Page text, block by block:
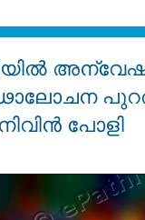
പോളി